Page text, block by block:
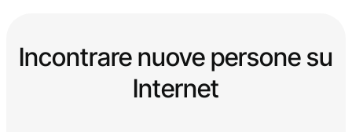
Incontrare nuove persone su
Internet